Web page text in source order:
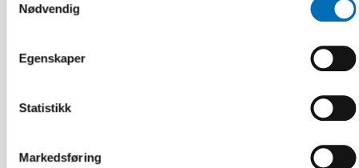
Nødvendig
Egenskaper
Statistikk
Markedsføring
Scoping review: Digital solutions in individual
30 NOV 1